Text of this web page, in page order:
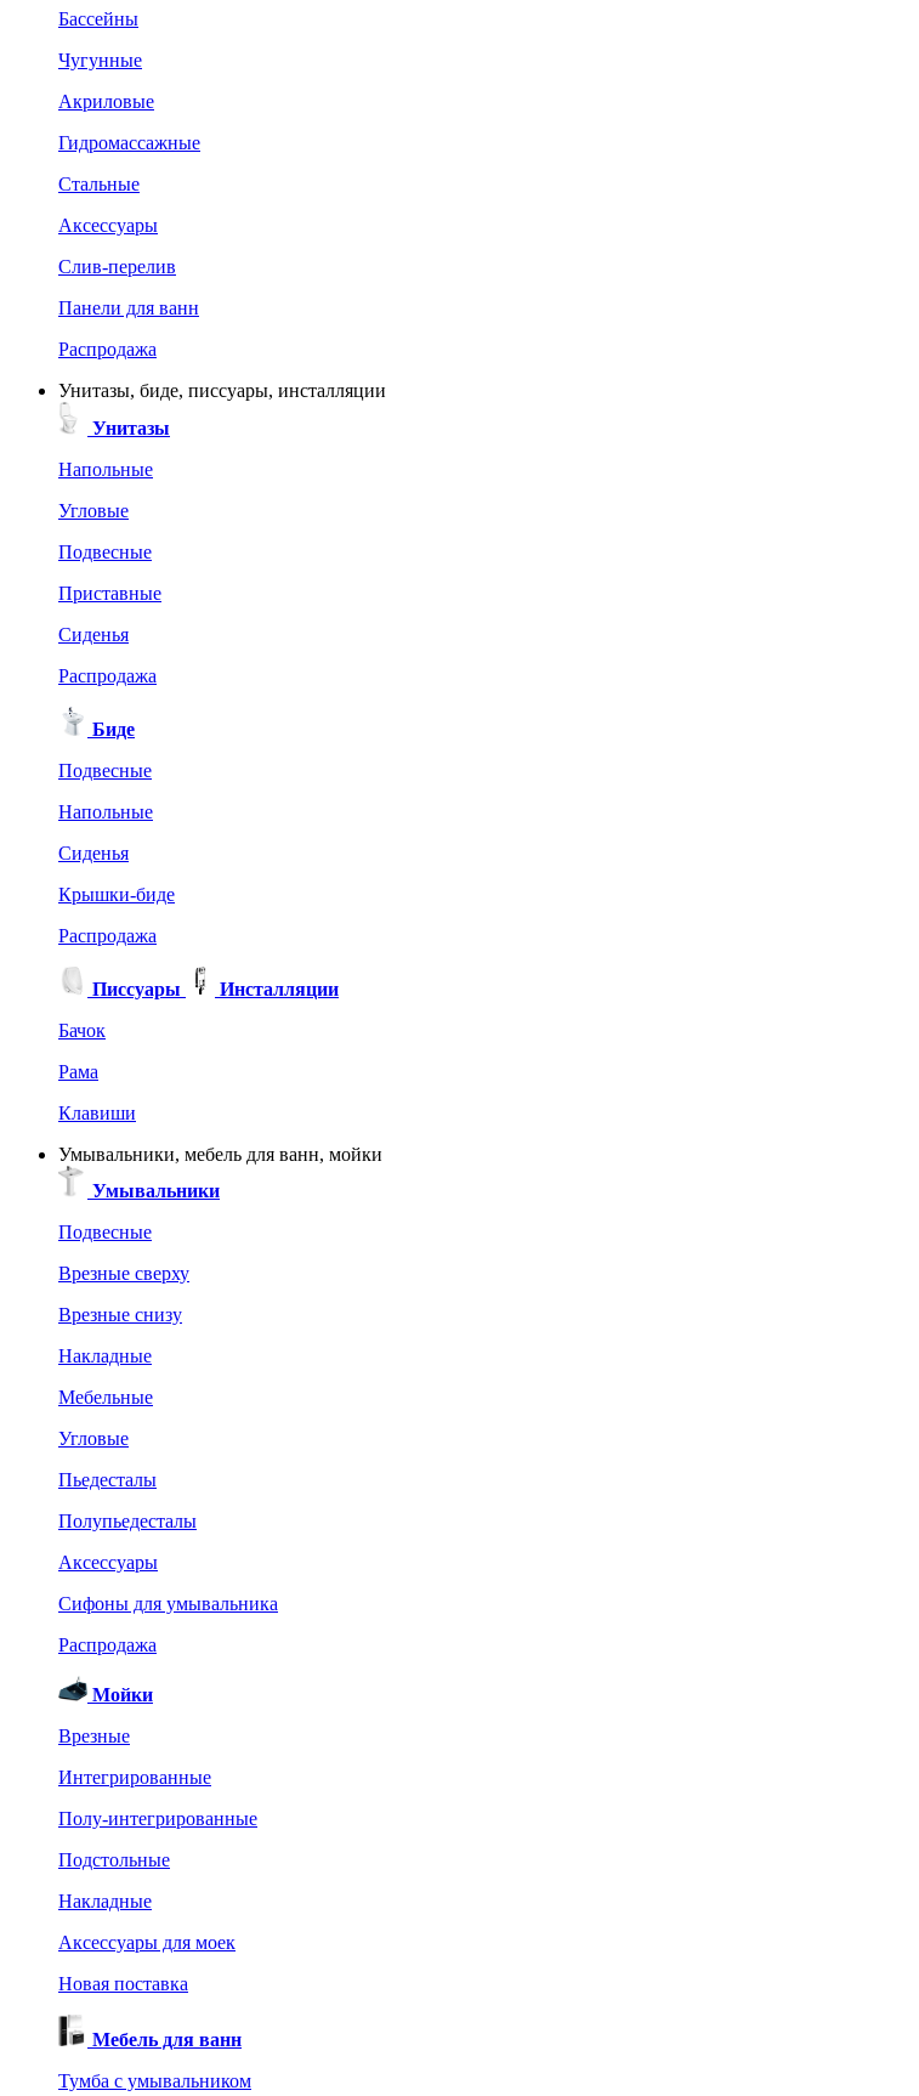
Бассейны
Чугунные
Акриловые
Гидромассажные
Стальные
Аксессуары
Слив-перелив
Панели для ванн
Распродажа
Унитазы, биде, писсуары, инсталляции
Унитазы
Напольные
Угловые
Подвесные
Приставные
Сиденья
Распродажа
Биде
Подвесные
Напольные
Сиденья
Крышки-биде
Распродажа
Писсуары
Инсталляции
Бачок
Рама
Клавиши
Умывальники, мебель для ванн, мойки
Умывальники
Подвесные
Врезные сверху
Врезные снизу
Накладные
Мебельные
Угловые
Пьедесталы
Полупьедесталы
Аксессуары
Сифоны для умывальника
Распродажа
Мойки
Врезные
Интегрированные
Полу-интегрированные
Подстольные
Накладные
Аксессуары для моек
Новая поставка
Мебель для ванн
Тумба с умывальником